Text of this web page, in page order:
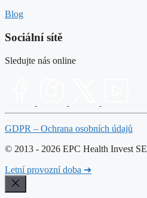
Blog
Sociální sítě
Sledujte nás online
GDPR – Ochrana osobních údajů
© 2013 - 2026 EPC Health Invest SE
Letní provozní doba ➔